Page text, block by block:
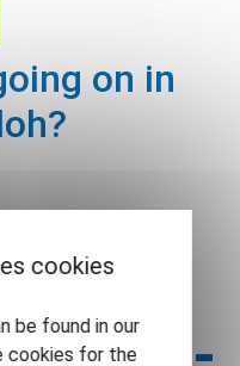
on in
cookies
be found in our
cookies for the